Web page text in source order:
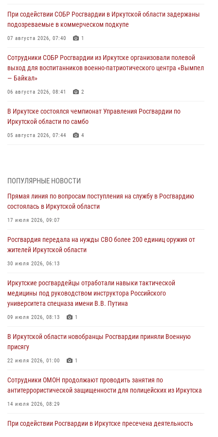
При содействии СОБР Росгвардии в Иркутской области задержаны
подозреваемые в коммерческом подкупе
07 августа 2026, 07:40 1
Сотрудники СОБР Росгвардии из Иркутске организовали полевой
выход для воспитанников военно-патриотического центра «Вымпел
— Байкал»
06 августа 2026, 08:41 2
В Иркутске состоялся чемпионат Управления Росгвардии по
Иркутской области по самбо
05 августа 2026, 07:44 4
04 августа 2026, 07:14 3
Росгвардейцы потушили загоревшийся автомобиль в Иркутске
03 августа 2026, 04:55
Дню Воздушно-десантных войск в Иркутской области
03 августа 2026, 03:32
сердца к сердцу» (видео)
31 июля 2026, 04:37
Сотрудники Росгвардии нашли и вернули родственникам
30 июля 2026, 07:37
ПОПУЛЯРНЫЕ НОВОСТИ
Прямая линия по вопросам поступления на службу в Росгвардию
состоялась в Иркутской области
17 июля 2026, 09:07
Росгвардия передала на нужды СВО более 200 единиц оружия от
жителей Иркутской области
30 июля 2026, 06:13
Иркутские росгвардейцы отработали навыки тактической
медицины под руководством инструктора Российского
университета спецназа имени В.В. Путина
09 июля 2026, 08:13 1
В Иркутской области новобранцы Росгвардии приняли Военную
присягу
22 июля 2026, 01:00 1
Сотрудники ОМОН продолжают проводить занятия по
антитеррористической защищенности для полицейских из Иркутска
14 июля 2026, 08:29
При содействии Росгвардии в Иркутске пресечена деятельность